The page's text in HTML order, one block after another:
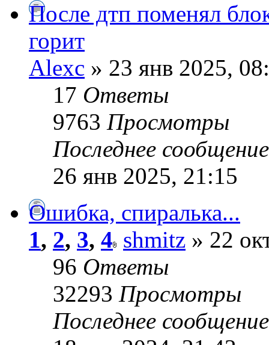
После дтп поменял
горит
Alexc » 23 янв 2025,
17 Ответы
9763 Просмотры
Последнее
26 янв 2025, 21:15
Ошибка, спиралька...
1, 2, 3, 4 shmitz » 22
96 Ответы
32293 Просмотры
Последнее